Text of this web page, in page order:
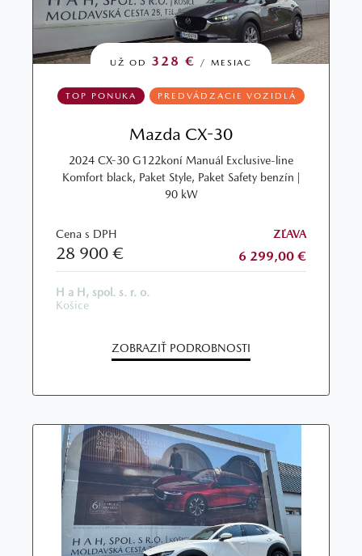
UŽ OD 328 € / MESIAC
TOP PONUKA PREDVÁDZACIE VOZIDLÁ
Mazda CX-30
2024 CX-30 G122koní Manuál Exclusive-line
Komfort black, Paket Style, Paket Safety benzín |
90 kW
Cena s DPH
28 900 €
ZĽAVA
6 299,00 €
H a H, spol. s. r. o.
Košice
ZOBRAZIŤ PODROBNOSTI